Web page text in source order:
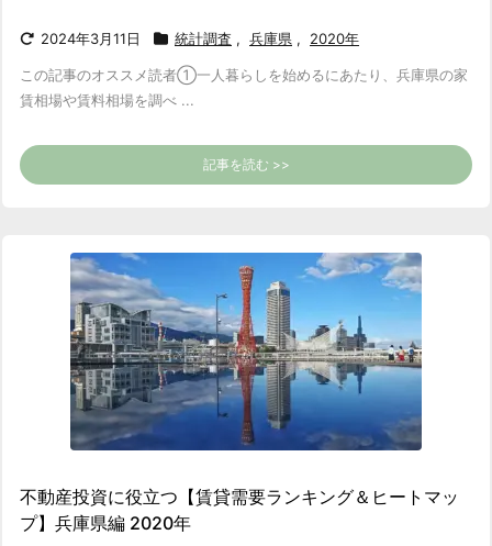
2024年3月11日 統計調査 , 兵庫県 , 2020年
この記事のオススメ読者①一人暮らしを始めるにあたり、兵庫県の家
賃相場や賃料相場を調べ ...
記事を読む >>
不動産投資に役立つ【賃貸需要ランキング＆ヒートマッ
プ】兵庫県編 2020年